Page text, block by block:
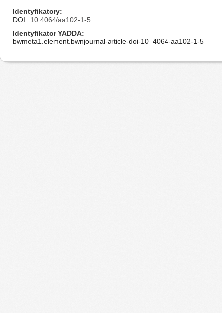
Identyfikatory
DOI
10.4064/aa102-1-5
Identyfikator YADDA
bwmeta1.element.bwnjournal-article-doi-10_4064-aa102-1-5